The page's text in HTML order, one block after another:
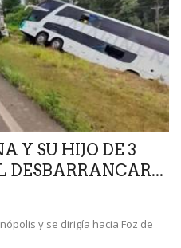
Y SU HIJO DE 3
DESBARRANCAR...
y se dirigía hacia Foz de